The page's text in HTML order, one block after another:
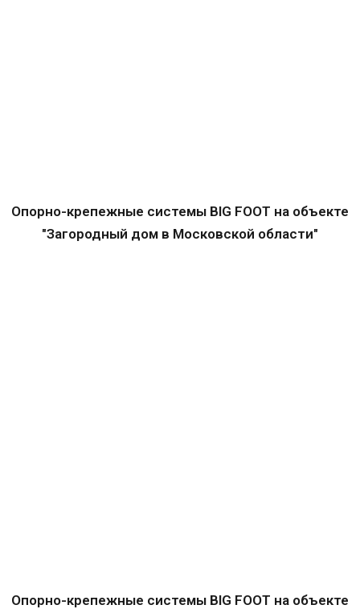
Опорно-крепежные системы BIG FOOT на объекте
"Загородный дом в Московской области"
Опорно-крепежные системы BIG FOOT на объекте